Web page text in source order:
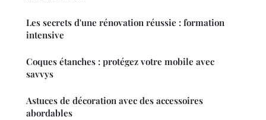
Les secrets d'une rénovation réussie : formation
intensive
Coques étanches : protégez votre mobile avec
savvys
Astuces de décoration avec des accessoires
abordables